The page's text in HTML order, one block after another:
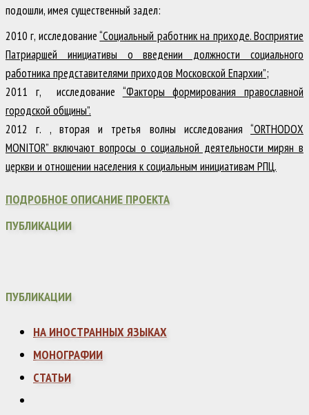
подошли, имея существенный задел:
2010 г, исследование“Социальный работник на приходе. Восприятие
Патриаршей инициативы о введении должности социального
работника представителями приходов Московской Епархии”;
2011 г, исследование “Факторы формирования православной
городской общины”.
2012 г. , вторая и третья волны исследования “ORTHODOX
MONITOR” включают вопросы о социальной деятельности мирян в
церкви и отношении населения к социальным инициативам РПЦ.
ПОДРОБНОЕ ОПИСАНИЕ ПРОЕКТА
ПУБЛИКАЦИИ
ПУБЛИКАЦИИ
НА ИНОСТРАННЫХ ЯЗЫКАХ
МОНОГРАФИИ
СТАТЬИ